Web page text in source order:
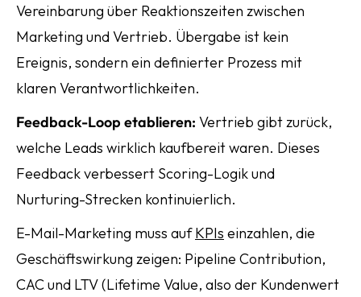
Vereinbarung über Reaktionszeiten zwischen
Marketing und Vertrieb. Übergabe ist kein
Ereignis, sondern ein definierter Prozess mit
klaren Verantwortlichkeiten.
Feedback-Loop etablieren: Vertrieb gibt zurück,
welche Leads wirklich kaufbereit waren. Dieses
Feedback verbessert Scoring-Logik und
Nurturing-Strecken kontinuierlich.
E-Mail-Marketing muss aufKPIs einzahlen, die
Geschäftswirkung zeigen: Pipeline Contribution,
CAC und LTV (Lifetime Value, also der Kundenwert